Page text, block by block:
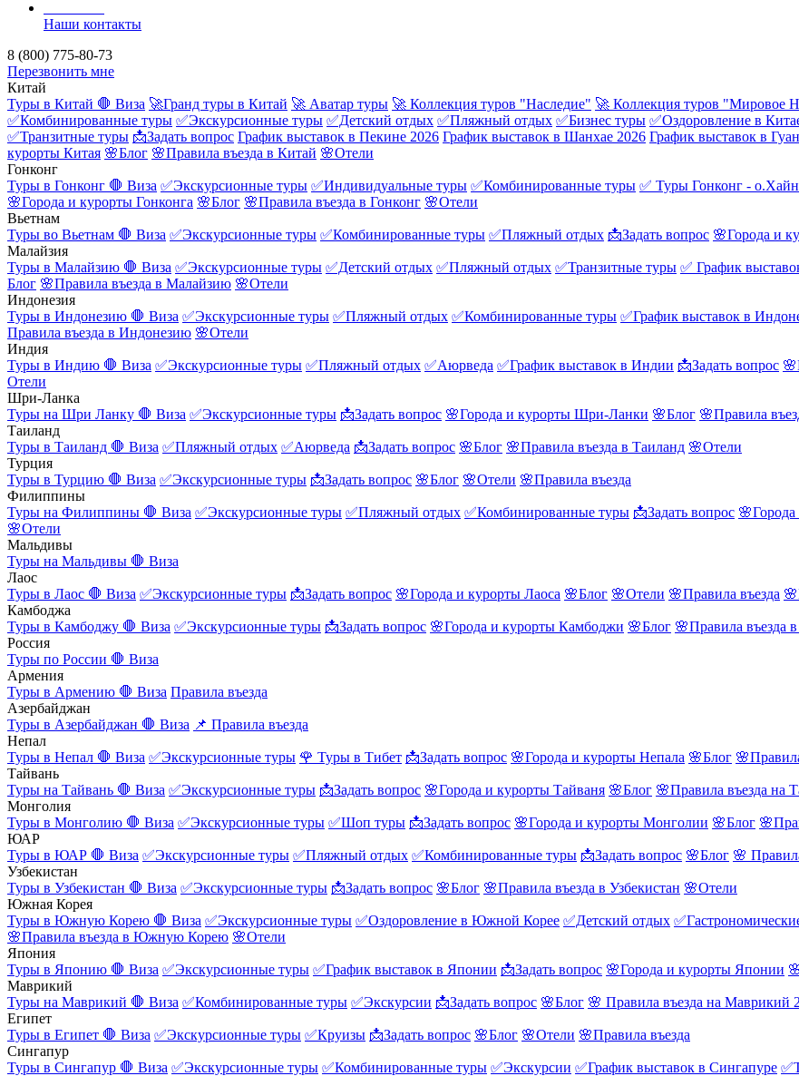
Наши контакты
8 (800) 775-80-73
Перезвонить мне
Китай
Туры в Китай 🛑 Виза 🚀Гранд туры в Китай 🚀 Аватар туры 🚀 Коллекция туров "Наследие" 🚀 Коллекция туров "Мировое
✅Комбинированные туры ✅Экскурсионные туры ✅Детский отдых ✅Пляжный отдых ✅Бизнес туры ✅Оздоровление в
✅Транзитные туры 📩Задать вопрос График выставок в Пекине 2026 График выставок в Шанхае 2026 График выставок в
курорты Китая 🌸Блог 🌸Правила въезда в Китай 🌸Отели
Гонконг
Туры в Гонконг 🛑 Виза ✅Экскурсионные туры ✅Индивидуальные туры ✅Комбинированные туры ✅ Туры Гонконг -
🌸Города и курорты Гонконга 🌸Блог 🌸Правила въезда в Гонконг 🌸Отели
Вьетнам
Туры во Вьетнам 🛑 Виза ✅Экскурсионные туры ✅Комбинированные туры ✅Пляжный отдых 📩Задать вопрос 🌸Города и
Малайзия
Туры в Малайзию 🛑 Виза ✅Экскурсионные туры ✅Детский отдых ✅Пляжный отдых ✅Транзитные туры ✅ График
Блог 🌸Правила въезда в Малайзию 🌸Отели
Индонезия
Туры в Индонезию 🛑 Виза ✅Экскурсионные туры ✅Пляжный отдых ✅Комбинированные туры ✅График выставок в
Правила въезда в Индонезию 🌸Отели
Индия
Туры в Индию 🛑 Виза ✅Экскурсионные туры ✅Пляжный отдых ✅Аюрведа ✅График выставок в Индии 📩Задать вопрос
Отели
Шри-Ланка
Туры на Шри Ланку 🛑 Виза ✅Экскурсионные туры 📩Задать вопрос 🌸Города и курорты Шри-Ланки 🌸Блог 🌸Правила
Таиланд
Туры в Таиланд 🛑 Виза ✅Пляжный отдых ✅Аюрведа 📩Задать вопрос 🌸Блог 🌸Правила въезда в Таиланд 🌸Отели
Турция
Туры в Турцию 🛑 Виза ✅Экскурсионные туры 📩Задать вопрос 🌸Блог 🌸Отели 🌸Правила въезда
Филиппины
Туры на Филиппины 🛑 Виза ✅Экскурсионные туры ✅Пляжный отдых ✅Комбинированные туры 📩Задать вопрос
🌸Отели
Мальдивы
Туры на Мальдивы 🛑 Виза
Лаос
Туры в Лаос 🛑 Виза ✅Экскурсионные туры 📩Задать вопрос 🌸Города и курорты Лаоса 🌸Блог 🌸Отели 🌸Правила въезда
Камбоджа
Туры в Камбоджу 🛑 Виза ✅Экскурсионные туры 📩Задать вопрос 🌸Города и курорты Камбоджи 🌸Блог 🌸Правила въезда
Россия
Туры по России 🛑 Виза
Армения
Туры в Армению 🛑 Виза Правила въезда
Азербайджан
Туры в Азербайджан 🛑 Виза 📌 Правила въезда
Непал
Туры в Непал 🛑 Виза ✅Экскурсионные туры 🌹 Туры в Тибет 📩Задать вопрос 🌸Города и курорты Непала 🌸Блог
Тайвань
Туры на Тайвань 🛑 Виза ✅Экскурсионные туры 📩Задать вопрос 🌸Города и курорты Тайваня 🌸Блог 🌸Правила въезда на
Монголия
Туры в Монголию 🛑 Виза ✅Экскурсионные туры ✅Шоп туры 📩Задать вопрос 🌸Города и курорты Монголии 🌸Блог
ЮАР
Туры в ЮАР 🛑 Виза ✅Экскурсионные туры ✅Пляжный отдых ✅Комбинированные туры 📩Задать вопрос 🌸Блог 🌸
Узбекистан
Туры в Узбекистан 🛑 Виза ✅Экскурсионные туры 📩Задать вопрос 🌸Блог 🌸Правила въезда в Узбекистан 🌸Отели
Южная Корея
Туры в Южную Корею 🛑 Виза ✅Экскурсионные туры ✅Оздоровление в Южной Корее ✅Детский отдых
🌸Правила въезда в Южную Корею 🌸Отели
Япония
Туры в Японию 🛑 Виза ✅Экскурсионные туры ✅График выставок в Японии 📩Задать вопрос 🌸Города и курорты Японии
Маврикий
Туры на Маврикий 🛑 Виза ✅Комбинированные туры ✅Экскурсии 📩Задать вопрос 🌸Блог 🌸 Правила въезда на Маврикий
Египет
Туры в Египет 🛑 Виза ✅Экскурсионные туры ✅Круизы 📩Задать вопрос 🌸Блог 🌸Отели 🌸Правила въезда
Сингапур
Туры в Сингапур 🛑 Виза ✅Экскурсионные туры ✅Комбинированные туры ✅Экскурсии ✅График выставок в Сингапуре